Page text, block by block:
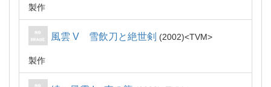
製作
風雲 V 雪飲刀と絶世剣 2002 TVM
製作